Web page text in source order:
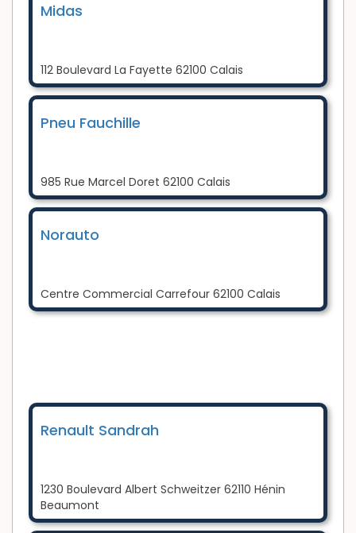
Midas
112 Boulevard La Fayette 62100 Calais
Pneu Fauchille
985 Rue Marcel Doret 62100 Calais
Norauto
Centre Commercial Carrefour 62100 Calais
Renault Sandrah
1230 Boulevard Albert Schweitzer 62110 Hénin
Beaumont